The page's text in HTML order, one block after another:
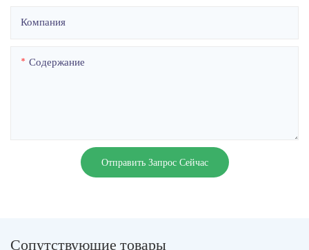
Компания
Содержание
Отправить Запрос Сейчас
Сопутствующие товары